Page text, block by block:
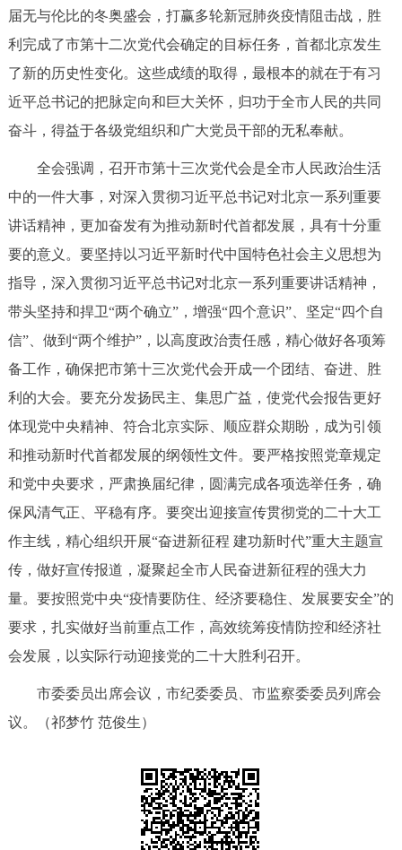
届无与伦比的冬奥盛会，打赢多轮新冠肺炎疫情阻击战，胜
利完成了市第十二次党代会确定的目标任务，首都北京发生
了新的历史性变化。这些成绩的取得，最根本的就在于有习
近平总书记的把脉定向和巨大关怀，归功于全市人民的共同
奋斗，得益于各级党组织和广大党员干部的无私奉献。
全会强调，召开市第十三次党代会是全市人民政治生活
中的一件大事，对深入贯彻习近平总书记对北京一系列重要
讲话精神，更加奋发有为推动新时代首都发展，具有十分重
要的意义。要坚持以习近平新时代中国特色社会主义思想为
指导，深入贯彻习近平总书记对北京一系列重要讲话精神，
带头坚持和捍卫“两个确立”，增强“四个意识”、坚定“四个自
信”、做到“两个维护”，以高度政治责任感，精心做好各项筹
备工作，确保把市第十三次党代会开成一个团结、奋进、胜
利的大会。要充分发扬民主、集思广益，使党代会报告更好
体现党中央精神、符合北京实际、顺应群众期盼，成为引领
和推动新时代首都发展的纲领性文件。要严格按照党章规定
和党中央要求，严肃换届纪律，圆满完成各项选举任务，确
保风清气正、平稳有序。要突出迎接宣传贯彻党的二十大工
作主线，精心组织开展“奋进新征程 建功新时代”重大主题宣
传，做好宣传报道，凝聚起全市人民奋进新征程的强大力
量。要按照党中央“疫情要防住、经济要稳住、发展要安全”的
要求，扎实做好当前重点工作，高效统筹疫情防控和经济社
会发展，以实际行动迎接党的二十大胜利召开。
市委委员出席会议，市纪委委员、市监察委委员列席会
议。（祁梦竹 范俊生）